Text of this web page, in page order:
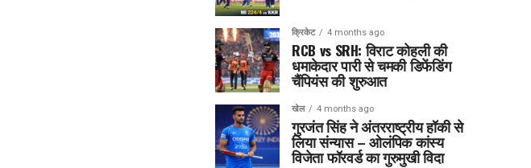
क्रिकेट 4 months ago
RCB vs SRH: विराट कोहली की
धमाकेदार पारी से चमकी डिफेंडिंग
चैंपियंस की शुरुआत
खेल 4 months ago
गुरजंत सिंह ने अंतरराष्ट्रीय हॉकी से
लिया संन्यास – ओलंपिक कांस्य
विजेता फॉरवर्ड का गुरुमुखी विदा